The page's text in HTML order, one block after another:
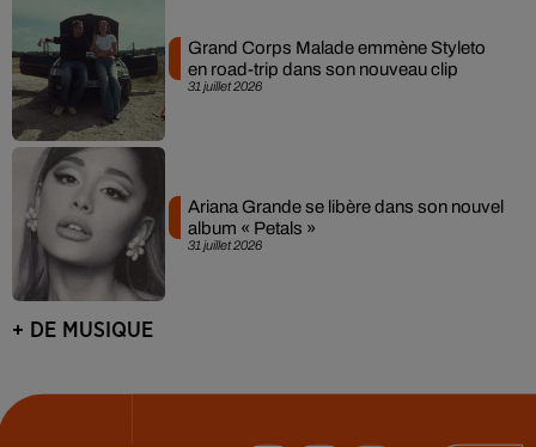
31 juillet 2026
Grand Corps Malade emmène Styleto
en road-trip dans son nouveau clip
31 juillet 2026
Ariana Grande se libère dans son nouvel
album « Petals »
+ DE MUSIQUE